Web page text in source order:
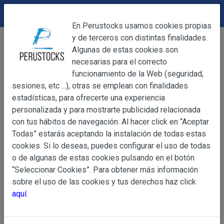
Mi cuenta
Mi cuenta
Entrar en Tu Cuenta
Email address
Solicitud cambio contraseña
OBJETO
Información
Básica
sobre
de Datos
OBJETO
Las presentes Condiciones Generales regulan la
web www.perustocks.es, del que es titular ALBERT
YACARINE (en adelante, PERUSTOCKS).
La adquisición de cualesquiera de los productos
DEVOLUCIONES
En Perustocks usamos cookies propias
y de terceros con distintas finalidades.
Algunas de estas cookies son
necesarias para el correcto
funcionamiento de la Web (seguridad,
sesiones, etc ...), otras se emplean con finalidades
estadísticas, para ofrecerte una experiencia
personalizada y para mostrarte publicidad relacionada
con tus hábitos de navegación. Al hacer click en “Aceptar
Todas” estarás aceptando la instalación de todas estas
cookies. Si lo deseas, puedes configurar el uso de todas
o de algunas de estas cookies pulsando en el botón
“Seleccionar Cookies”. Para obtener más información
sobre el uso de las cookies y tus derechos haz click
aquí.